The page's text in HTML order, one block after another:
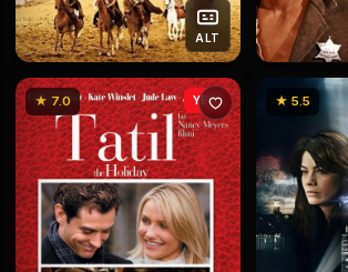
ALT
★ 7.0 YENİ ★ 5.5